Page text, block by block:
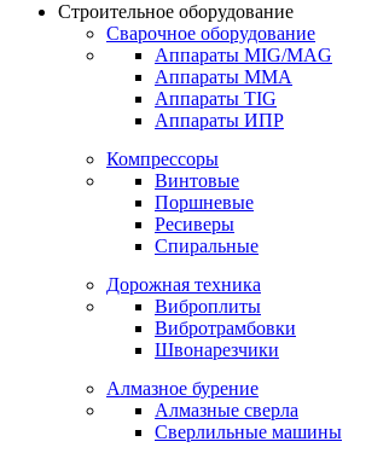
Строительное оборудование
Сварочное оборудование
Аппараты MIG/MAG
Аппараты MMA
Аппараты TIG
Аппараты ИПР
Компрессоры
Винтовые
Поршневые
Ресиверы
Спиральные
Дорожная техника
Виброплиты
Вибротрамбовки
Швонарезчики
Алмазное бурение
Алмазные сверла
Сверлильные машины